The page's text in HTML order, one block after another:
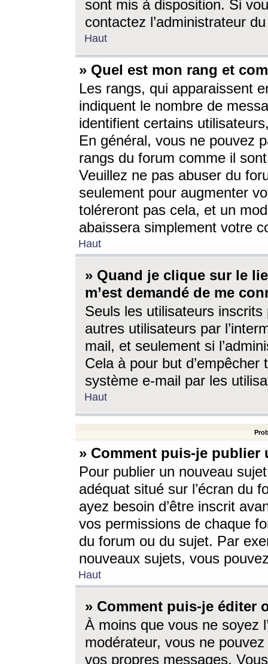
sont mis à disposition. Si
contactez l’administrateur
Haut
» Quel est mon rang et
Les rangs, qui apparaissent
indiquent le nombre de
identifient certains
En général, vous ne pouvez
rangs du forum comme il
Veuillez ne pas abuser du
seulement pour augmenter
toléreront pas cela, et un
abaissera simplement votre
Haut
» Quand je clique sur le
m’est demandé de me
Seuls les utilisateurs
autres utilisateurs par
mail, et seulement si
Cela à pour but
système e-mail par les
Haut
» Comment puis-je
Pour publier un nouveau
adéquat situé sur l’écran du
ayez besoin d’être inscrit
vos permissions de chaque
du forum ou du sujet. Par
nouveaux sujets, vous
Haut
» Comment puis-je éditer
À moins que vous ne soyez
modérateur, vous ne
vos propres messages.